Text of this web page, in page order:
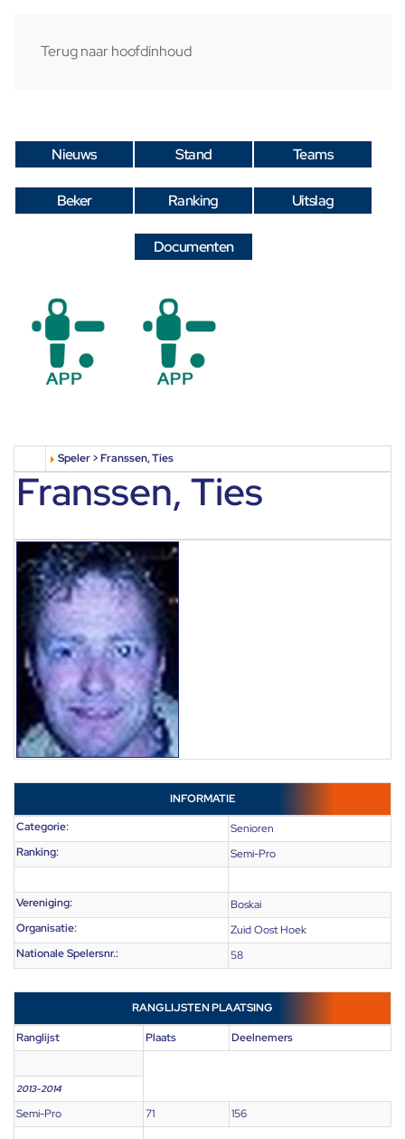
Terug naar hoofdinhoud
Nieuws Stand Teams
Beker Ranking Uitslag
Documenten
Speler > Franssen, Ties
Franssen, Ties
INFORMATIE
Categorie:
Senioren
Ranking:
Semi-Pro
Vereniging:
Boskai
Organisatie:
Zuid Oost Hoek
Nationale Spelersnr.:
58
RANGLIJSTEN PLAATSING
Ranglijst Plaats Deelnemers
2013-2014
Semi-Pro 71 156